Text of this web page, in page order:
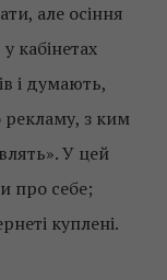
але осіння
кабінетах
і думають,
рекламу, з ким
У цей
про себе;
куплені.